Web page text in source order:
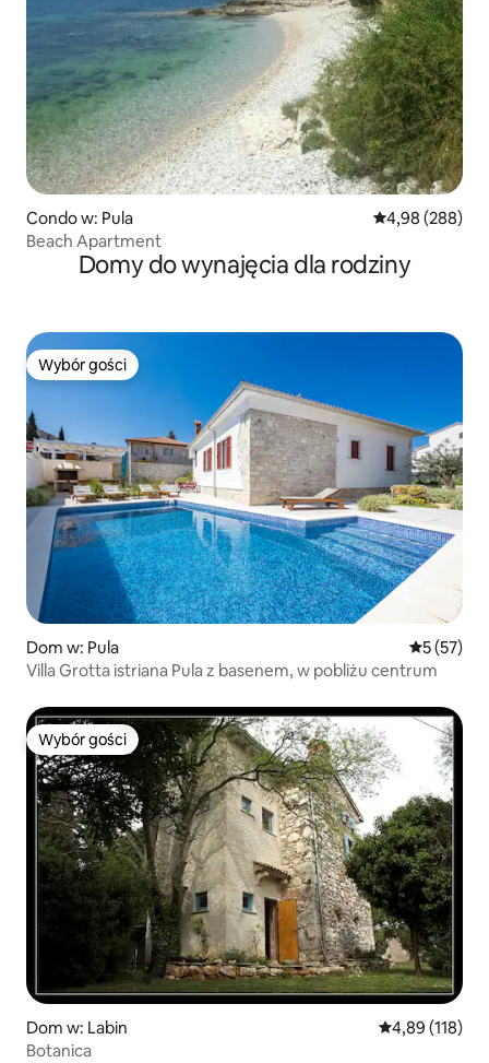
Condo w: Pula Średnia
4,98 (288)
Beach Apartment
Domy do wynajęcia dla rodziny
Wybór gości
Wybór gości
Dom w: Pula Średnia
5 (57)
Villa Grotta istriana Pula z basenem, w pobliżu centrum
Wybór gości
Wybór gości
Dom w: Labin Średnia
4,89 (118)
Botanica